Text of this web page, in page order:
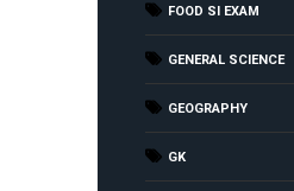
FOOD SI EXAM
GENERAL SCIENCE
GEOGRAPHY
GK